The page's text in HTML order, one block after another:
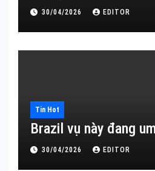
30/04/2026 EDITOR
Tin Hot
Brazil vụ này đang
30/04/2026 EDITOR